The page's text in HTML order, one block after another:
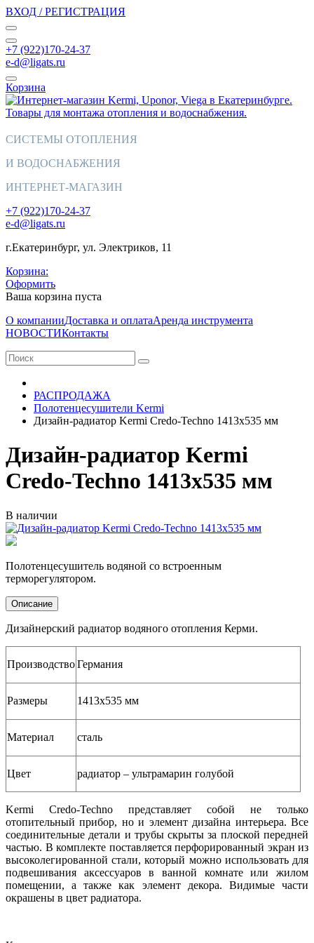
ВХОД / РЕГИСТРАЦИЯ
+7 (922)170-24-37
e-d@ligats.ru
Корзина
СИСТЕМЫ ОТОПЛЕНИЯ
И ВОДОСНАБЖЕНИЯ
ИНТЕРНЕТ-МАГАЗИН
+7 (922)170-24-37
e-d@ligats.ru
г.Екатеринбург, ул. Электриков, 11
Корзина:
Оформить
Ваша корзина пуста
О компанииДоставка и оплатаАренда инструмента
НОВОСТИКонтакты
РАСПРОДАЖА
Полотенцесушители Kermi
Дизайн-радиатор Kermi Credo-Techno 1413x535 мм
Дизайн-радиатор Kermi
Credo-Techno 1413x535 мм
В наличии
Полотенцесушитель водяной со встроенным
терморегулятором.
Описание
Дизайнерский радиатор водяного отопления Керми.
ПроизводствоГермания
Размеры 1413x535 мм
Материал сталь
Цвет радиатор – ультрамарин голубой
Kermi Credo-Techno представляет собой не только
отопительный прибор, но и элемент дизайна интерьера. Все
соединительные детали и трубы скрыты за плоской передней
частью. В комплекте поставляется перфорированный экран из
высоколегированной стали, который можно использовать для
подвешивания аксессуаров в ванной комнате или жилом
помещении, а также как элемент декора. Видимые части
окрашены в цвет радиатора.